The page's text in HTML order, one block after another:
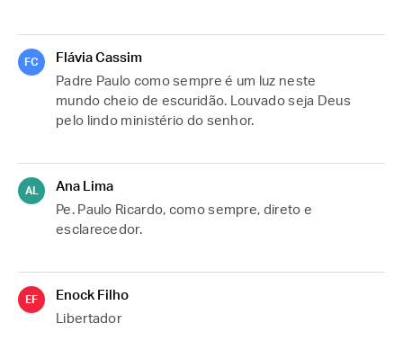
FC
Flávia Cassim
Padre Paulo como sempre é um luz neste
mundo cheio de escuridão. Louvado seja Deus
pelo lindo ministério do senhor.
AL
Ana Lima
Pe. Paulo Ricardo, como sempre, direto e
esclarecedor.
EF
Enock Filho
Libertador